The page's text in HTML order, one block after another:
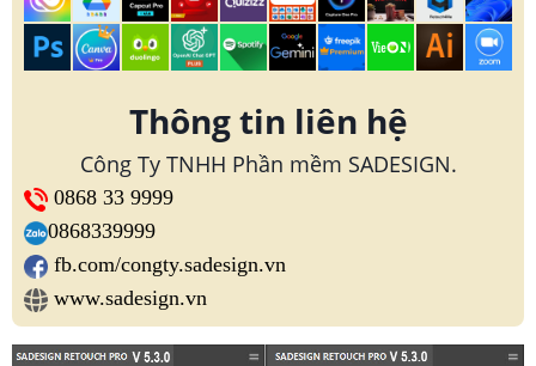
Thông tin liên hệ
Công Ty TNHH Phần mềm SADESIGN.
0868 33 9999
0868339999
fb.com/congty.sadesign.vn
www.sadesign.vn